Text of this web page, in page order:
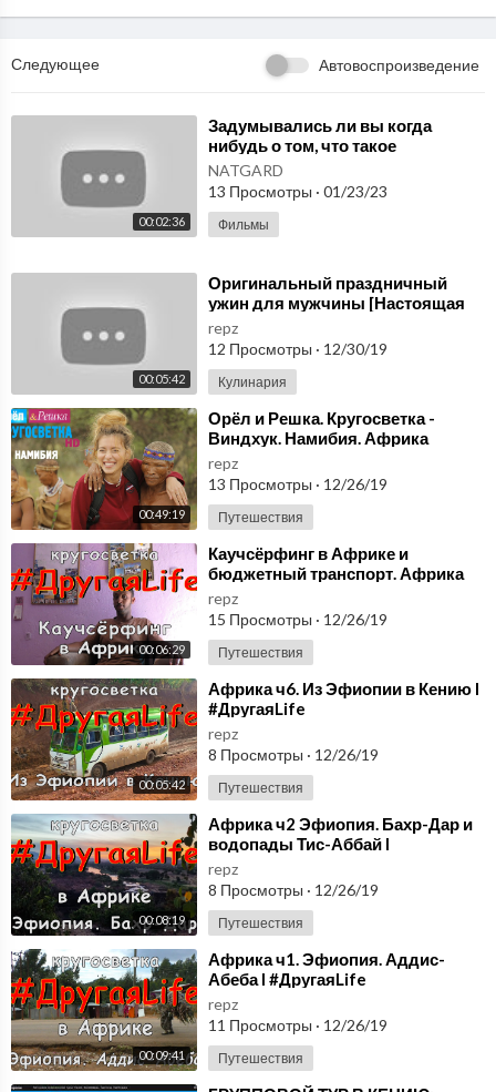
Следующее Автовоспроизведение
00:02:36
⁣Задумывались ли вы когда
нибудь о том, что такое
настоящая «невесомость»?
Микросфера Москва
NATGARD
13 Просмотры · 01/23/23
Фильмы
00:05:42
⁣Оригинальный праздничный
ужин для мужчины [Настоящая
Женщина]
repz
12 Просмотры · 12/30/19
Кулинария
00:49:19
⁣Орёл и Решка. Кругосветка -
Виндхук. Намибия. Африка
(1080p HD)
repz
13 Просмотры · 12/26/19
Путешествия
00:06:29
⁣Каучсёрфинг в Африке и
бюджетный транспорт. Африка
ч5. Эфиопия l #ДругаяLife
repz
15 Просмотры · 12/26/19
Путешествия
00:05:42
⁣Африка ч6. Из Эфиопии в Кению l
#ДругаяLife
repz
8 Просмотры · 12/26/19
Путешествия
00:08:19
⁣Африка ч2 Эфиопия. Бахр-Дар и
водопады Тис-Аббай l
#ДругаяLife
repz
8 Просмотры · 12/26/19
Путешествия
00:09:41
⁣Африка ч1. Эфиопия. Аддис-
Абеба l #ДругаяLife
repz
11 Просмотры · 12/26/19
Путешествия